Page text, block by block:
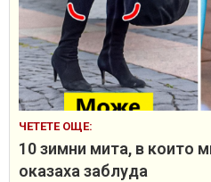
ЧЕТЕТЕ ОЩЕ:
10 зимни мита, в които
оказаха заблуда